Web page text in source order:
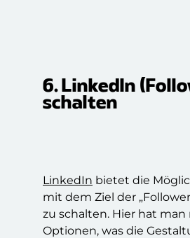
6. LinkedIn
schalten
LinkedIn bietet die
mit dem Ziel der
zu schalten. Hier hat
Optionen, was die